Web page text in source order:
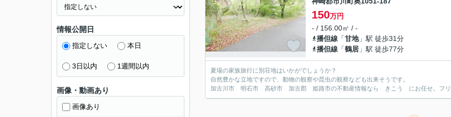
150万円
- / 156.00㎡ / -
播但線 「甘地」駅 徒歩31分
播但線 「鶴居 」駅 徒歩77分
夏場の家族旅行に別荘地はいかがでしょうか？
自然豊かな立地ですので、動物の観察や昆虫の観察なども出来そうです。
加古川市 明石市 高砂市 加古郡 姫路市の不動産情報なら きこう にお任せ。フリ
情報公開日
指定しない 本日
3日以内 1週間以内
画像・動画あり
画像あり